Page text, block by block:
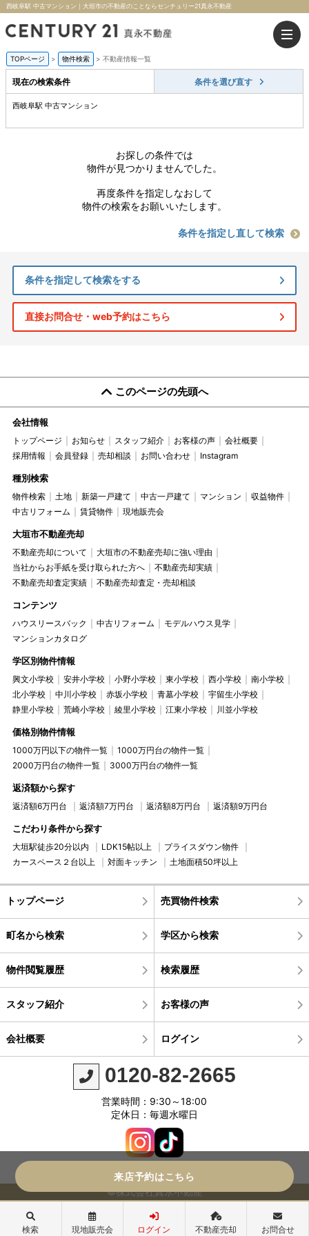
西岐阜駅 中古マンション｜大垣市の不動産のことならセンチュリー21真永不動産
TOPページ > 物件検索 > 不動産情報一覧
現在の検索条件 条件を選び直す
西岐阜駅 中古マンション
お探しの条件では
物件が見つかりませんでした。
再度条件を指定しなおして
物件の検索をお願いいたします。
条件を指定し直して検索
条件を指定して検索をする
直接お問合せ・web予約はこちら
このページの先頭へ
会社情報
トップページ お知らせ スタッフ紹介 お客様の声
会社概要
採用情報
会員登録 売却相談 お問い合わせ Instagram
種別検索
物件検索 土地 新築一戸建て 中古一戸建て マンション
収益物件
中古リフォーム
賃貸物件 現地販売会
大垣市不動産売却
不動産売却について
大垣市の不動産売却に強い理由
当社からお手紙を受け取られた方へ
不動産売却実績
不動産売却査定実績
不動産売却査定・売却相談
コンテンツ
ハウスリースバック 中古リフォーム
モデルハウス見学
マンションカタログ
学区別物件情報
興文小学校 安井小学校 小野小学校 東小学校 西小学校
南小学校
北小学校
中川小学校 赤坂小学校 青墓小学校
宇留生小学校
静里小学校
荒崎小学校 綾里小学校 江東小学校 川並小学校
価格別物件情報
1000万円以下の物件一覧
1000万円台の物件一覧
2000万円台の物件一覧
3000万円台の物件一覧
返済額から探す
返済額6万円台 返済額7万円台 返済額8万円台 返済額9万円台
こだわり条件から探す
大垣駅徒歩20分以内 LDK15帖以上
プライスダウン物件
カースペース２台以上
対面キッチン 土地面積50坪以上
トップページ 売買物件検索
町名から検索 学区から検索
物件閲覧履歴 検索履歴
スタッフ紹介 お客様の声
会社概要 ログイン
0120-82-2665
営業時間：9:30～18:00
定休日：毎週水曜日
©株式会社真永不動産
来店予約はこちら
検索 現地販売会 ログイン 不動産売却 お問合せ